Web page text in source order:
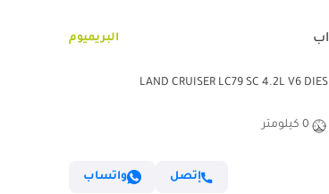
آب البريميوم
0 كيلومتر
إتصل واتساب